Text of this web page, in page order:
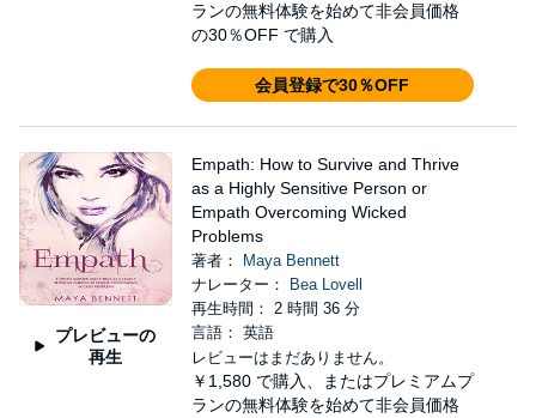
ランの無料体験を始めて非会員価格
の30％OFF で購入
会員登録で30％OFF
プレビューの
再生
Empath: How to Survive and Thrive
as a Highly Sensitive Person or
Empath Overcoming Wicked
Problems
著者：
Maya Bennett
ナレーター：
Bea Lovell
再生時間： 2 時間 36 分
言語： 英語
レビューはまだありません。
￥1,580 で購入、またはプレミアムプ
ランの無料体験を始めて非会員価格